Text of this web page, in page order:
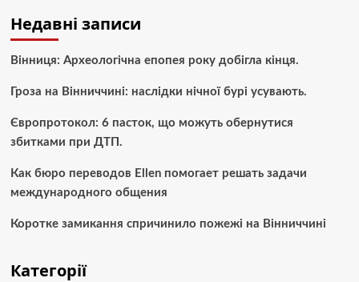
Недавні записи
Вінниця: Археологічна епопея року добігла кінця.
Гроза на Вінниччині: наслідки нічної бурі усувають.
Європротокол: 6 пасток, що можуть обернутися
збитками при ДТП.
Как бюро переводов Ellen помогает решать задачи
международного общения
Коротке замикання спричинило пожежі на Вінниччині
Категорії